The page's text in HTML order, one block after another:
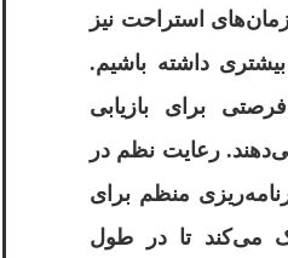
استراحت نیز
بیشتری داشته باشیم.
برای بازیابی
رعایت نظم در
منظم برای
می‌کند تا در طول